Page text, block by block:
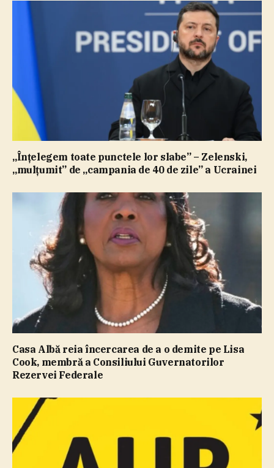
„Înţelegem toate punctele lor slabe” – Zelenski,
„mulţumit” de „campania de 40 de zile” a Ucrainei
Casa Albă reia încercarea de a o demite pe Lisa
Cook, membră a Consiliului Guvernatorilor
Rezervei Federale